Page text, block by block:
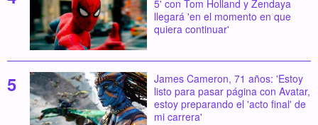
5' con Tom Holland y Zendaya
llegará 'en el momento en que
quiera continuar'
James Cameron, 71 años: 'Estoy
listo para pasar página con Avatar,
estoy preparando el 'acto final' de
mi carrera'